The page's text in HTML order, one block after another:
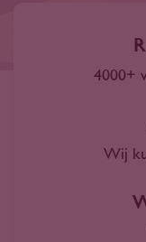
4000+
Wij